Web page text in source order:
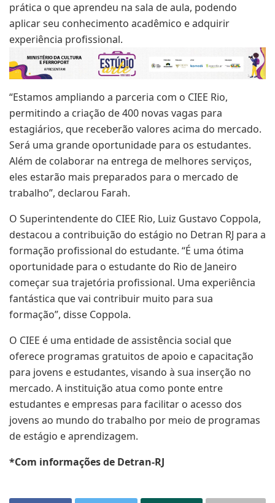
prática o que aprendeu na sala de aula, podendo
aplicar seu conhecimento acadêmico e adquirir
experiência profissional.
“Estamos ampliando a parceria com o CIEE Rio,
permitindo a criação de 400 novas vagas para
estagiários, que receberão valores acima do mercado.
Será uma grande oportunidade para os estudantes.
Além de colaborar na entrega de melhores serviços,
eles estarão mais preparados para o mercado de
trabalho”, declarou Farah.
O Superintendente do CIEE Rio, Luiz Gustavo Coppola,
destacou a contribuição do estágio no Detran RJ para a
formação profissional do estudante. “É uma ótima
oportunidade para o estudante do Rio de Janeiro
começar sua trajetória profissional. Uma experiência
fantástica que vai contribuir muito para sua
formação”, disse Coppola.
O CIEE é uma entidade de assistência social que
oferece programas gratuitos de apoio e capacitação
para jovens e estudantes, visando à sua inserção no
mercado. A instituição atua como ponte entre
estudantes e empresas para facilitar o acesso dos
jovens ao mundo do trabalho por meio de programas
de estágio e aprendizagem.
*Com informações de Detran-RJ